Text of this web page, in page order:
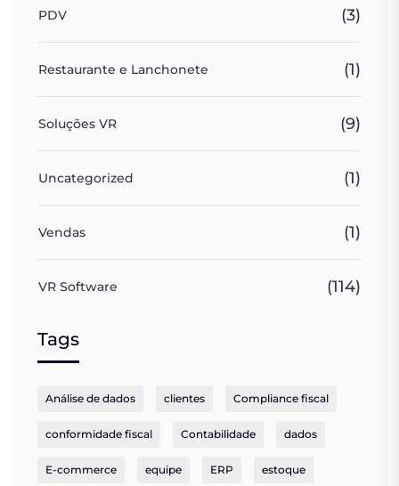
PDV (3)
Restaurante e Lanchonete (1)
Soluções VR (9)
Uncategorized (1)
Vendas (1)
VR Software (114)
Tags
Análise de dados clientes Compliance fiscal
conformidade fiscal Contabilidade dados
E-commerce equipe ERP estoque